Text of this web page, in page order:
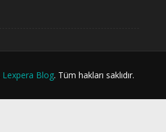
Lexpera Blog. Tüm hakları saklıdır.